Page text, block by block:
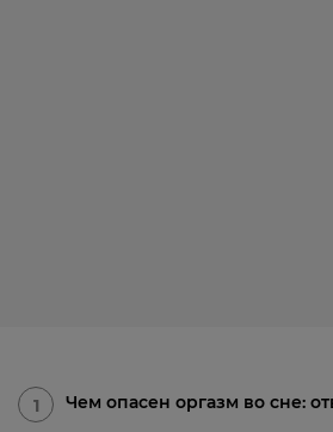
1 Чем опасен оргазм во сне: